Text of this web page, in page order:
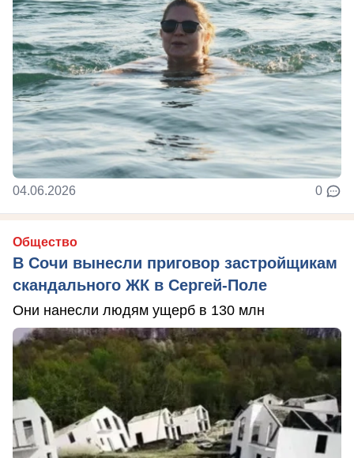
04.06.2026 0
Общество
В Сочи вынесли приговор застройщикам
скандального ЖК в Сергей-Поле
Они нанесли людям ущерб в 130 млн